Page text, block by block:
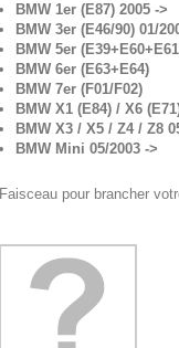
BMW 1er (E87) 2005 ->
BMW 3er (E46/90) 01/
BMW 5er
BMW 6er (E63+E64)
BMW 7er (F01/F02)
BMW X1 (E84) / X6
BMW X3 / X5 / Z4 / Z8
BMW Mini 05/2003 ->
Faisceau pour brancher